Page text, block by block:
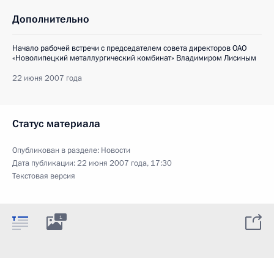
Дополнительно
Начало рабочей встречи с председателем совета директоров ОАО
«Новолипецкий металлургический комбинат» Владимиром Лисиным
22 июня 2007 года
Статус материала
Опубликован в разделе: Новости
Дата публикации:22 июня 2007 года, 17:30
Текстовая версия
1